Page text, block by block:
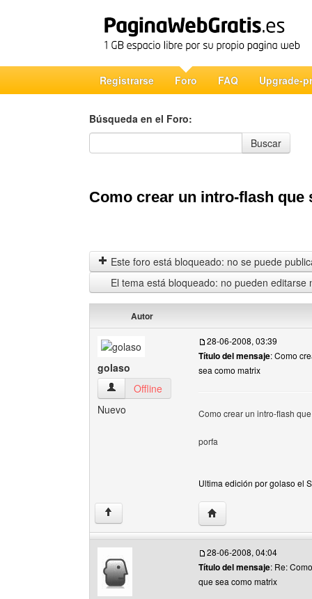
Registrarse Foro FAQ Upgrade-
Búsqueda en el Foro:
Búsqueda en el Foro
Buscar
Como crear un intro-flash que
Este foro está bloqueado: no se puede
El tema está bloqueado: no pueden editarse
Autor
golaso
golaso Ver perfil del usuario
Offline
Nuevo
28-06-2008, 03:39
Título del mensaje: Como
sea como matrix
Como crear un intro-flash
porfa
Ultima edición por golaso el
↑ Visitar sitio web del
28-06-2008, 04:04
Título del mensaje: Re:
que sea como matrix